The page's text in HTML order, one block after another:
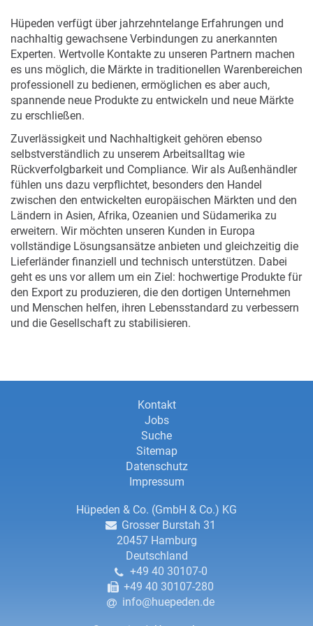
Hüpeden verfügt über jahrzehntelange Erfahrungen und
nachhaltig gewachsene Verbindungen zu anerkannten
Experten. Wertvolle Kontakte zu unseren Partnern machen
es uns möglich, die Märkte in traditionellen Warenbereichen
professionell zu bedienen, ermöglichen es aber auch,
spannende neue Produkte zu entwickeln und neue Märkte
zu erschließen.
Zuverlässigkeit und Nachhaltigkeit gehören ebenso
selbstverständlich zu unserem Arbeitsalltag wie
Rückverfolgbarkeit und Compliance. Wir als Außenhändler
fühlen uns dazu verpflichtet, besonders den Handel
zwischen den entwickelten europäischen Märkten und den
Ländern in Asien, Afrika, Ozeanien und Südamerika zu
erweitern. Wir möchten unseren Kunden in Europa
vollständige Lösungsansätze anbieten und gleichzeitig die
Lieferländer finanziell und technisch unterstützen. Dabei
geht es uns vor allem um ein Ziel: hochwertige Produkte für
den Export zu produzieren, die den dortigen Unternehmen
und Menschen helfen, ihren Lebensstandard zu verbessern
und die Gesellschaft zu stabilisieren.
Informationen
Kontaktdaten
Informationen
Kontakt
Jobs
Suche
Sitemap
Datenschutz
Impressum
KontaktdatenHüpeden & Co. (GmbH & Co.) KG
Grosser Burstah 31
20457 Hamburg
Deutschland
+49 40 30107-0
+49 40 30107-280
info@huepeden.de